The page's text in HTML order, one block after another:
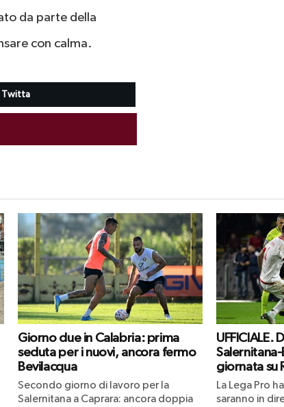
da parte della
con calma.
Twitta
Giorno due in Calabria: prima
seduta per i nuovi, ancora fermo
Bevilacqua
Secondo giorno di lavoro per la
Salernitana a Caprara: ancora doppia
UFFICIALE.
Salernitana-
giornata su
La Lega Pro
saranno in